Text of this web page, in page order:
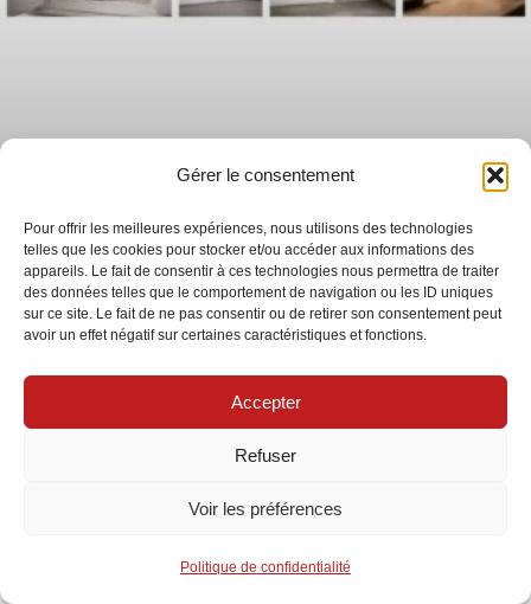
Gérer le consentement
Pour offrir les meilleures expériences, nous utilisons des technologies
telles que les cookies pour stocker et/ou accéder aux informations des
appareils. Le fait de consentir à ces technologies nous permettra de traiter
des données telles que le comportement de navigation ou les ID uniques
sur ce site. Le fait de ne pas consentir ou de retirer son consentement peut
avoir un effet négatif sur certaines caractéristiques et fonctions.
Accepter
Refuser
Voir les préférences
Politique de confidentialité